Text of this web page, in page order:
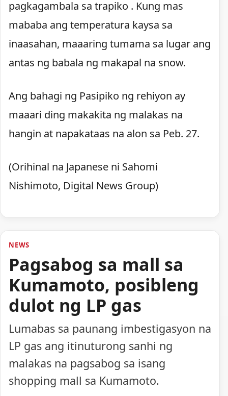
pagkagambala sa trapiko . Kung mas
mababa ang temperatura kaysa sa
inaasahan, maaaring tumama sa lugar ang
antas ng babala ng makapal na snow.
Ang bahagi ng Pasipiko ng rehiyon ay
maaari ding makakita ng malakas na
hangin at napakataas na alon sa Peb. 27.
(Orihinal na Japanese ni Sahomi
Nishimoto, Digital News Group)
NEWS
Pagsabog sa mall sa
Kumamoto, posibleng
dulot ng LP gas
Lumabas sa paunang imbestigasyon na
LP gas ang itinuturong sanhi ng
malakas na pagsabog sa isang
shopping mall sa Kumamoto.